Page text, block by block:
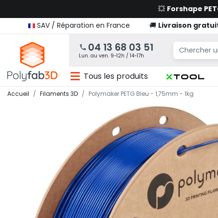
💥 Forshape
SAV / Réparation en France
🚚 Livraison
04 13 68 03 51
Lun. au ven. 9-12h / 14-17h
Tous les produits
Accueil Filaments 3D Polymaker PETG Bleu - 1,75mm - 1kg